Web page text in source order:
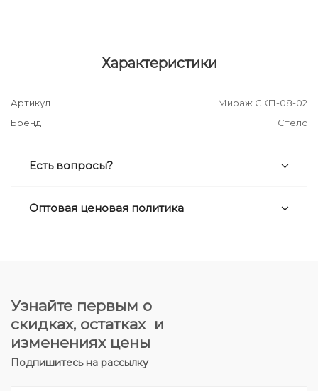
Характеристики
Артикул
Мираж СКП-08-02
Бренд
Стелс
Есть вопросы?
Оптовая ценовая политика
Узнайте первым о
скидках, остатках и
изменениях цены
Подпишитесь на рассылку